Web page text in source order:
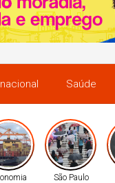
Saúde
São Paulo